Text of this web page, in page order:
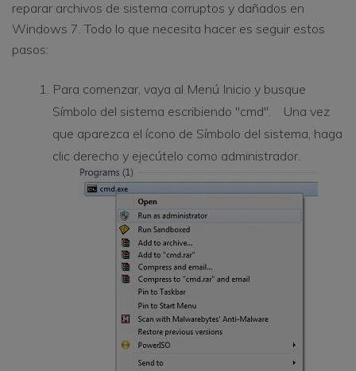
reparar archivos de sistema corruptos y dañados en
Windows 7. Todo lo que necesita hacer es seguir estos
pasos:
Para comenzar, vaya al Menú Inicio y busque
Símbolo del sistema escribiendo "cmd". Una vez
que aparezca el ícono de Símbolo del sistema, haga
clic derecho y ejecútelo como administrador.